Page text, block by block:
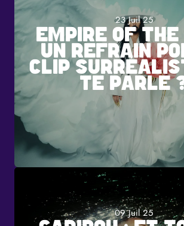
23 Juil 25
EMPIRE OF THE
UN REFRAIN
CLIP
TE PARLE
09 Juil 25